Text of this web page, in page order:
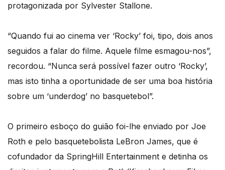
protagonizada por Sylvester Stallone.
“Quando fui ao cinema ver ‘Rocky’ foi, tipo, dois anos
seguidos a falar do filme. Aquele filme esmagou-nos”,
recordou. “Nunca será possível fazer outro ‘Rocky’,
mas isto tinha a oportunidade de ser uma boa história
sobre um ‘underdog’ no basquetebol”.
O primeiro esboço do guião foi-lhe enviado por Joe
Roth e pelo basquetebolista LeBron James, que é
cofundador da SpringHill Entertainment e detinha os